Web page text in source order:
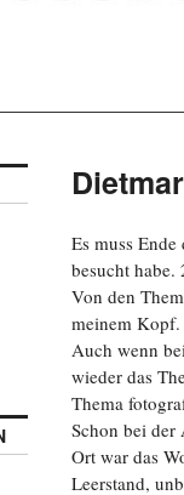
Es muss
besucht habe.
Von den
meinem Kopf.
Auch wenn
wieder das
Thema
Schon bei der
Ort war das
Leerstand,